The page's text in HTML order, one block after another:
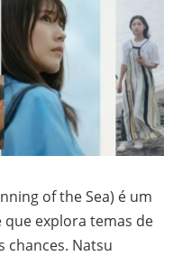
of the Sea) é um
explora temas de
chances. Natsu